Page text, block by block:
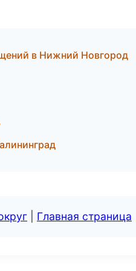
в Нижний Новгород
Главная страница